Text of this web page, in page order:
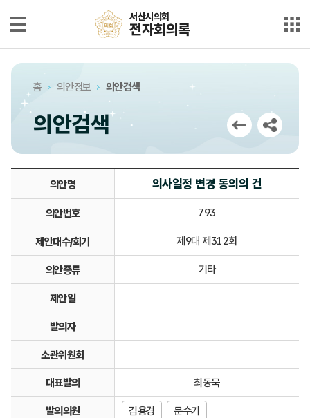
서산시의회
전자회의록
최근회의록
단순검색
상세검색
부록검색
시정질문
5분자유발언
의안정보
서산시의회
전자회의록
홈 의안정보 의안검색
의안검색
의안명 의사일정 변경 동의의 건
의안번호 793
제안대수/회기 제9대 제312회
의안종류 기타
제안일
발의자
소관위원회
대표발의 최동묵
발의의원 김용경 문수기